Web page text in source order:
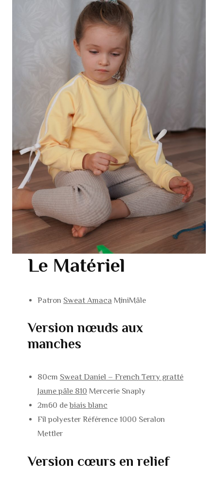
Le Matériel
Patron Sweat Amaca MiniMâle
Version nœuds aux
manches
80cm Sweat Daniel – French Terry gratté
Jaune pâle 810 Mercerie Snaply
2m60 debiais blanc
Fil polyester Référence 1000 Seralon
Mettler
Version cœurs en relief